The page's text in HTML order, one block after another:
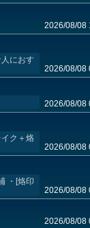
2026/08/08
におす
2026/08/08
2026/08/08
ク＋烙
2026/08/08
・[烙印
2026/08/08
2026/08/08